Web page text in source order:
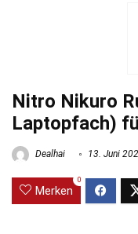
Nitro Nikuro
Laptopfach)
Dealhai 13. Juni
Merken
0